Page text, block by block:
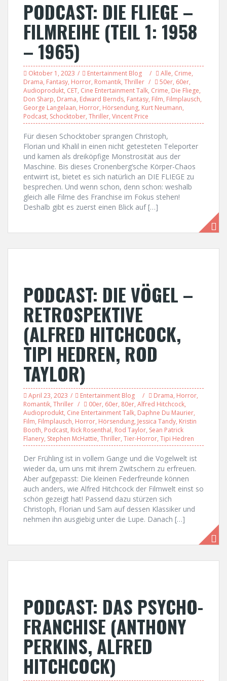
PODCAST: DIE FLIEGE –
FILMREIHE (TEIL 1: 1958
– 1965)
Oktober 1, 2023 Entertainment Blog Alle, Crime,
Drama, Fantasy, Horror, Romantik, Thriller 50er, 60er,
Audioprodukt, CET, Cine Entertainment Talk, Crime, Die Fliege,
Don Sharp, Drama, Edward Bernds, Fantasy, Film, Filmplausch,
George Langelaan, Horror, Hörsendung, Kurt Neumann,
Podcast, Schocktober, Thriller, Vincent Price
Für diesen Schocktober sprangen Christoph,
Florian und Khalil in einen nicht getesteten Teleporter
und kamen als dreiköpfige Monstrosität aus der
Maschine. Bis dieses Cronenberg‘sche Körper-Chaos
entwirrt ist, bietet es sich natürlich an DIE FLIEGE zu
besprechen. Und wenn schon, denn schon: weshalb
gleich alle Filme des Franchise im Fokus stehen!
Deshalb gibt es zuerst einen Blick auf […]
PODCAST: DIE VÖGEL –
RETROSPEKTIVE
(ALFRED HITCHCOCK,
TIPI HEDREN, ROD
TAYLOR)
April 23, 2023 Entertainment Blog Drama, Horror,
Romantik, Thriller 00er, 60er, 80er, Alfred Hitchcock,
Audioprodukt, Cine Entertainment Talk, Daphne Du Maurier,
Film, Filmplausch, Horror, Hörsendung, Jessica Tandy, Kristin
Booth, Podcast, Rick Rosenthal, Rod Taylor, Sean Patrick
Flanery, Stephen McHattie, Thriller, Tier-Horror, Tipi Hedren
Der Frühling ist in vollem Gange und die Vogelwelt ist
wieder da, um uns mit ihrem Zwitschern zu erfreuen.
Aber aufgepasst: Die kleinen Federfreunde können
auch anders, wie Alfred Hitchcock der Filmwelt einst so
schön gezeigt hat! Passend dazu stürzen sich
Christoph, Florian und Sam auf dessen Klassiker und
nehmen ihn ausgiebig unter die Lupe. Danach […]
PODCAST: DAS PSYCHO-
FRANCHISE (ANTHONY
PERKINS, ALFRED
HITCHCOCK)